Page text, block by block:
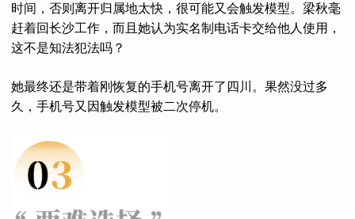
时间，否则离开归属地太快，很可能又会触发模型。梁秋毫
赶着回长沙工作，而且她认为实名制电话卡交给他人使用，
这不是知法犯法吗？
她最终还是带着刚恢复的手机号离开了四川。果然没过多
久，手机号又因触发模型被二次停机。